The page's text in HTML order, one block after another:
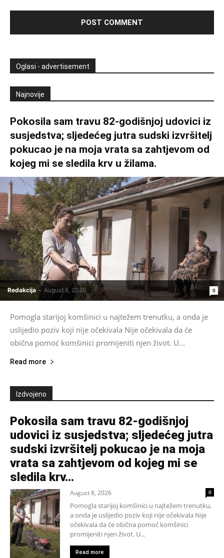
Oglasi - advertisement
Najnovije
Pokosila sam travu 82-godišnjoj udovici iz
susjedstva; sljedećeg jutra sudski izvršitelj
pokucao je na moja vrata sa zahtjevom od
kojeg mi se sledila krv u žilama.
Redakcija - August 8, 2026 0
Pomogla starijoj komšinici u najtežem trenutku, a onda je
uslijedio poziv koji nije očekivala Nije očekivala da će
obična pomoć komšinici promijeniti njen život. U...
Read more
Izdvojeno
Pokosila sam travu 82-godišnjoj
udovici iz susjedstva; sljedećeg jutra
sudski izvršitelj pokucao je na moja
vrata sa zahtjevom od kojeg mi se
sledila krv...
August 8, 2026 0
Pomogla starijoj komšinici u najtežem trenutku,
a onda je uslijedio poziv koji nije očekivala Nije
očekivala da će obična pomoć komšinici
promijeniti njen život. U...
Read more